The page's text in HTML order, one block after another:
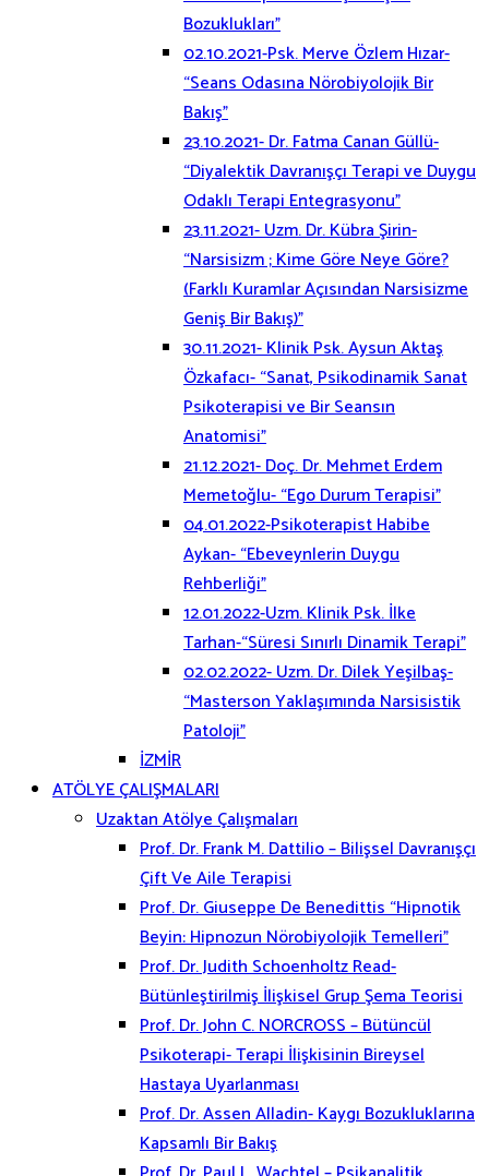
Bozuklukları”
02.10.2021-Psk. Merve Özlem Hızar-
“Seans Odasına Nörobiyolojik Bir
Bakış”
23.10.2021- Dr. Fatma Canan Güllü-
“Diyalektik Davranışçı Terapi ve Duygu
Odaklı Terapi Entegrasyonu”
23.11.2021- Uzm. Dr. Kübra Şirin-
“Narsisizm ; Kime Göre Neye Göre?
(Farklı Kuramlar Açısından Narsisizme
Geniş Bir Bakış)”
30.11.2021- Klinik Psk. Aysun Aktaş
Özkafacı- “Sanat, Psikodinamik Sanat
Psikoterapisi ve Bir Seansın
Anatomisi”
21.12.2021- Doç. Dr. Mehmet Erdem
Memetoğlu- “Ego Durum Terapisi”
04.01.2022-Psikoterapist Habibe
Aykan- “Ebeveynlerin Duygu
Rehberliği”
12.01.2022-Uzm. Klinik Psk. İlke
Tarhan-“Süresi Sınırlı Dinamik Terapi”
02.02.2022- Uzm. Dr. Dilek Yeşilbaş-
“Masterson Yaklaşımında Narsisistik
Patoloji”
İZMİR
ATÖLYE ÇALIŞMALARI
Uzaktan Atölye Çalışmaları
Prof. Dr. Frank M. Dattilio – Bilişsel Davranışçı
Çift Ve Aile Terapisi
Prof. Dr. Giuseppe De Benedittis “Hipnotik
Beyin: Hipnozun Nörobiyolojik Temelleri”
Prof. Dr. Judith Schoenholtz Read-
Bütünleştirilmiş İlişkisel Grup Şema Teorisi
Prof. Dr. John C. NORCROSS – Bütüncül
Psikoterapi- Terapi İlişkisinin Bireysel
Hastaya Uyarlanması
Prof. Dr. Assen Alladin- Kaygı Bozukluklarına
Kapsamlı Bir Bakış